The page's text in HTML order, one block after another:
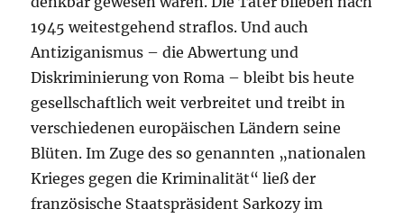
1945 weitestgehend straflos. Und auch
Antiziganismus – die Abwertung und
Diskriminierung von Roma – bleibt bis heute
gesellschaftlich weit verbreitet und treibt in
verschiedenen europäischen Ländern seine
Blüten. Im Zuge des so genannten „nationalen
Krieges gegen die Kriminalität“ ließ der
französische Staatspräsident Sarkozy im